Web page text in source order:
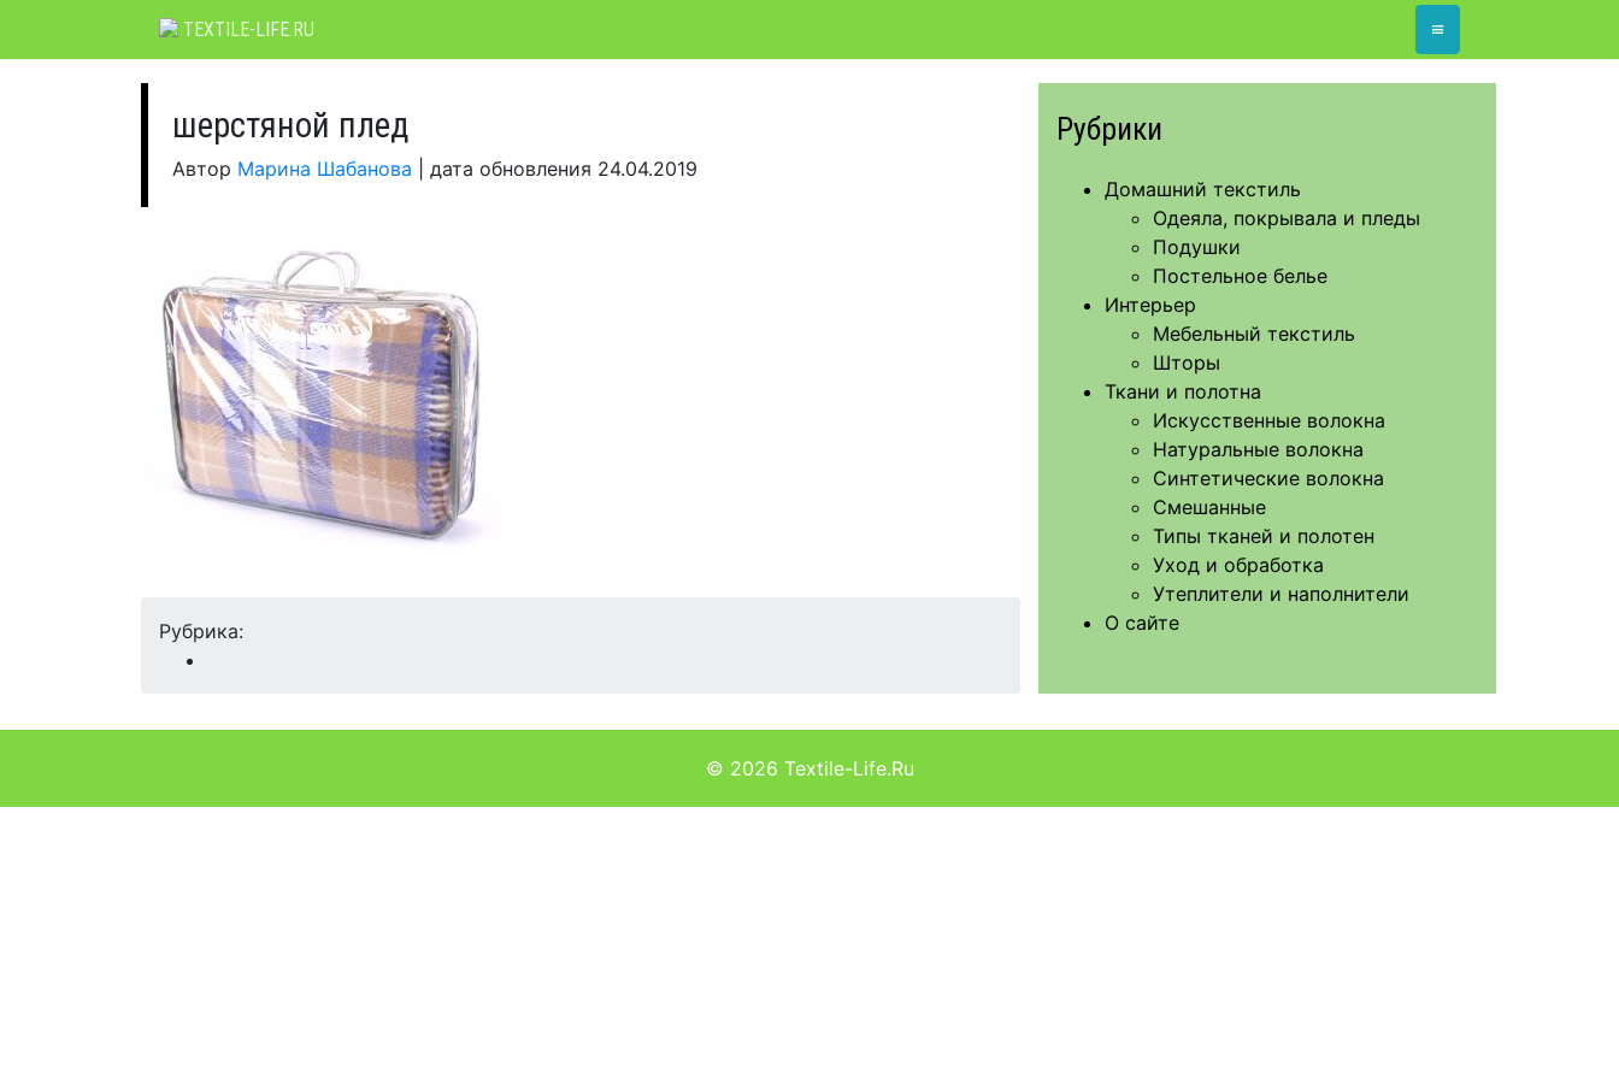
TEXTILE-LIFE.RU ≡
шерстяной плед
Автор Марина Шабанова дата обновления 24.04.2019
Рубрика:
Рубрики
Домашний текстиль
Одеяла, покрывала и пледы
Подушки
Постельное белье
Интерьер
Мебельный текстиль
Шторы
Ткани и полотна
Искусственные волокна
Натуральные волокна
Синтетические волокна
Смешанные
Типы тканей и полотен
Уход и обработка
Утеплители и наполнители
О сайте
© 2026 Textile-Life.Ru